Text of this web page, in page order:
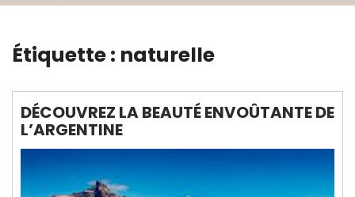
Étiquette : naturelle
DÉCOUVREZ LA BEAUTÉ ENVOÛTANTE DE
L’ARGENTINE